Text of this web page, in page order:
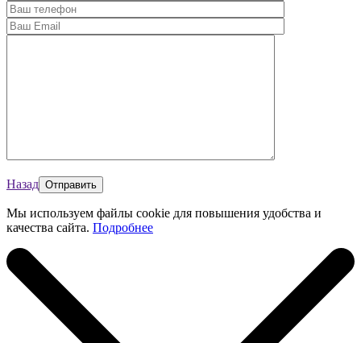
Назад
Мы используем файлы cookie для повышения удобства и
качества сайта. Подробнее